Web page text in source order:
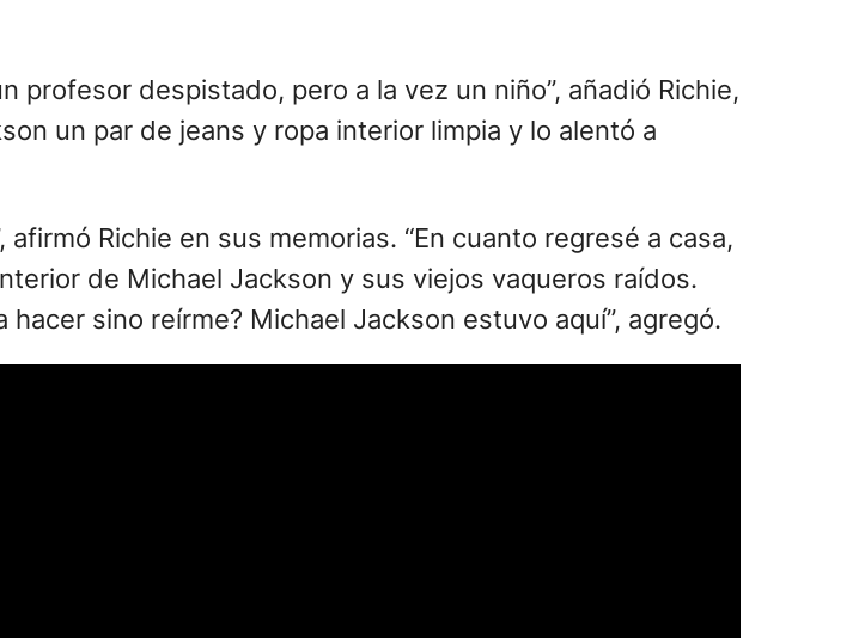
profesor despistado, pero a la vez un niño”, añadió Richie,
un par de jeans y ropa interior limpia y lo alentó a
Richie en sus memorias. “En cuanto regresé a casa,
de Michael Jackson y sus viejos vaqueros raídos.
sino reírme? Michael Jackson estuvo aquí”, agregó.